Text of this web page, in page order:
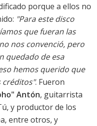
porque a ellos no
"Para este disco
que fueran las
nos convenció, pero
quedado de esa
hemos querido que
créditos". Fueron
Antón, guitarrista
y productor de los
entre otros, y